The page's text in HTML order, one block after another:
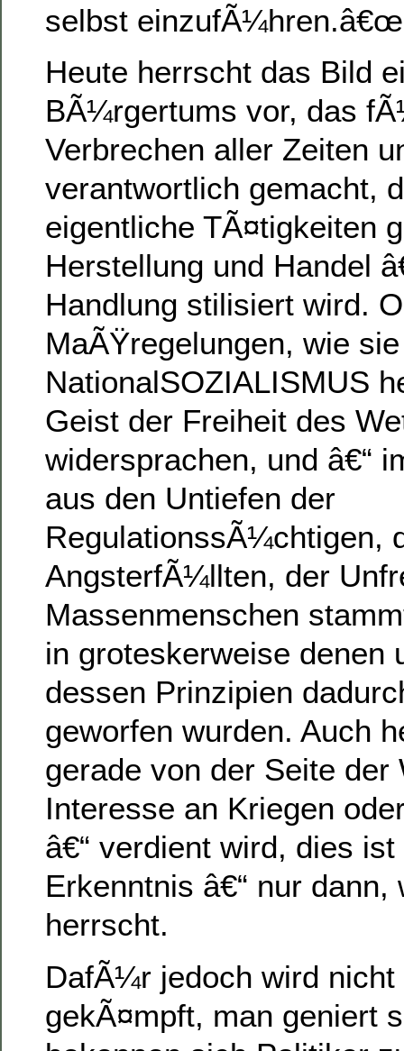
selbst einzufÃ¼hren.â€œ
Heute herrscht das Bild
BÃ¼rgertums vor, das
Verbrechen aller Zeiten
verantwortlich gemacht,
eigentliche TÃ¤tigkeiten
Herstellung und Handel
Handlung stilisiert wird.
MaÃŸregelungen, wie
NationalSOZIALISMUS
Geist der Freiheit des
widersprachen, und â€“
aus den Untiefen der
RegulationssÃ¼chtigen,
AngsterfÃ¼llten, der
Massenmenschen
in groteskerweise denen
dessen Prinzipien
geworfen wurden. Auch
gerade von der Seite der
Interesse an Kriegen
â€“ verdient wird, dies
Erkenntnis â€“ nur dann,
herrscht.
DafÃ¼r jedoch wird nicht
gekÃ¤mpft, man geniert